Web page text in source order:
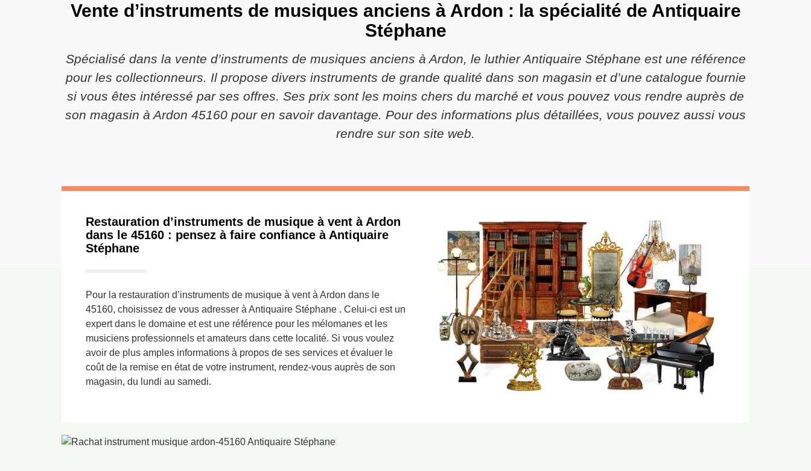
Vente d’instruments de musiques anciens à Ardon : la spécialité de Antiquaire
Stéphane
Spécialisé dans la vente d’instruments de musiques anciens à Ardon, le luthier Antiquaire Stéphane est une référence
pour les collectionneurs. Il propose divers instruments de grande qualité dans son magasin et d’une catalogue fournie
si vous êtes intéressé par ses offres. Ses prix sont les moins chers du marché et vous pouvez vous rendre auprès de
son magasin à Ardon 45160 pour en savoir davantage. Pour des informations plus détaillées, vous pouvez aussi vous
rendre sur son site web.
Restauration d’instruments de musique à vent à Ardon
dans le 45160 : pensez à faire confiance à Antiquaire
Stéphane
Pour la restauration d’instruments de musique à vent à Ardon dans le
45160, choisissez de vous adresser à Antiquaire Stéphane . Celui-ci est un
expert dans le domaine et est une référence pour les mélomanes et les
musiciens professionnels et amateurs dans cette localité. Si vous voulez
avoir de plus amples informations à propos de ses services et évaluer le
coût de la remise en état de votre instrument, rendez-vous auprès de son
magasin, du lundi au samedi.